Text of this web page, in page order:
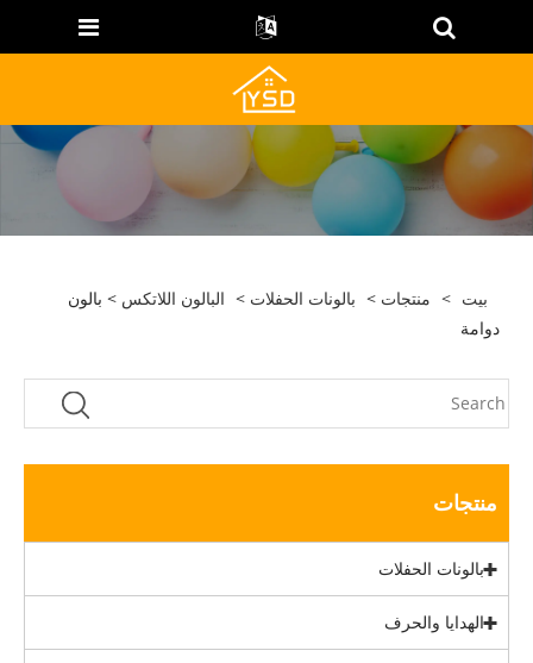
بيت > منتجات > بالونات الحفلات > البالون اللاتكس > بالون
دوامة
منتجات
بالونات الحفلات
الهدايا والحرف